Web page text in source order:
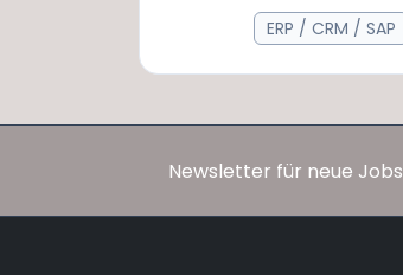
ERP / CRM / SAP
Newsletter für neue Jobs